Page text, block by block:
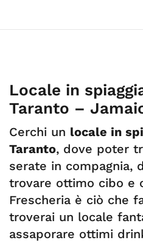
Locale in
Taranto –
Cerchi un locale in
Taranto, dove poter
serate in compagnia,
trovare ottimo cibo e
Frescheria è ciò che
troverai un locale
assaporare ottimi